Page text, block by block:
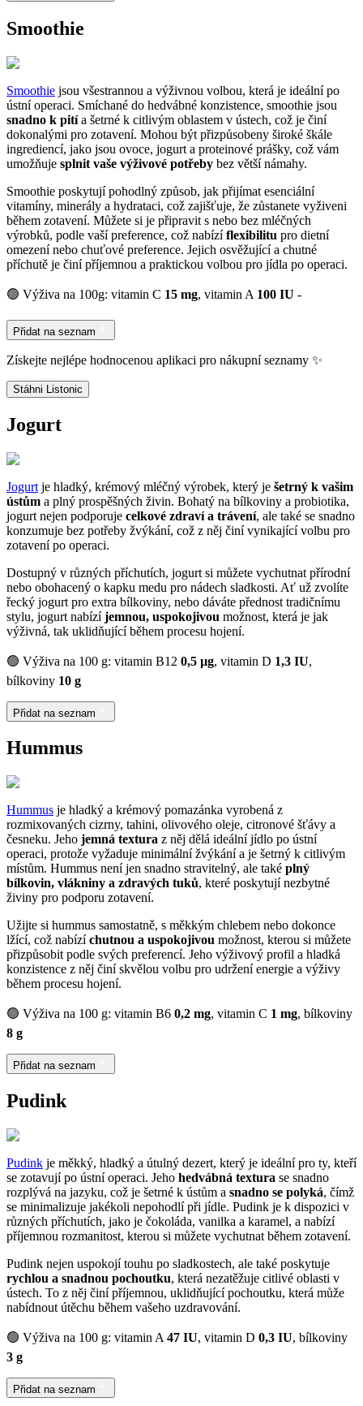
Smoothie
Smoothie jsou všestrannou a výživnou volbou, která je ideální po
ústní operaci. Smíchané do hedvábné konzistence, smoothie jsou
snadno k pitía šetrné k citlivým oblastem v ústech, což je činí
dokonalými pro zotavení. Mohou být přizpůsobeny široké škále
ingrediencí, jako jsou ovoce, jogurt a proteinové prášky, což vám
umožňuje splnit vaše výživové potřeby bez větší námahy.
Smoothie poskytují pohodlný způsob, jak přijímat esenciální
vitamíny, minerály a hydrataci, což zajišťuje, že zůstanete vyživeni
během zotavení. Můžete si je připravit s nebo bez mléčných
výrobků, podle vaší preference, což nabízíflexibilitu pro dietní
omezení nebo chuťové preference. Jejich osvěžující a chutné
příchutě je činí příjemnou a praktickou volbou pro jídla po operaci.
🟢 Výživa na 100g: vitamin C 15 mg, vitamin A 100 IU -
Přidat na seznam
Získejte nejlépe hodnocenou aplikaci pro nákupní seznamy ✨
Stáhni Listonic
Jogurt
Jogurt je hladký, krémový mléčný výrobek, který je šetrný k vašim
ústům a plný prospěšných živin. Bohatý na bílkoviny a probiotika,
jogurt nejen podporuje celkové zdraví a trávení, ale také se snadno
konzumuje bez potřeby žvýkání, což z něj činí vynikající volbu pro
zotavení po operaci.
Dostupný v různých příchutích, jogurt si můžete vychutnat přírodní
nebo obohacený o kapku medu pro nádech sladkosti. Ať už zvolíte
řecký jogurt pro extra bílkoviny, nebo dáváte přednost tradičnímu
stylu, jogurt nabízíjemnou, uspokojivou možnost, která je jak
výživná, tak uklidňující během procesu hojení.
🟢 Výživa na 100 g: vitamin B12 0,5 µg, vitamin D 1,3 IU,
bílkoviny 10 g
Přidat na seznam
Hummus
Hummus je hladký a krémový pomazánka vyrobená z
rozmixovaných cizrny, tahini, olivového oleje, citronové šťávy a
česneku. Jeho jemná textura z něj dělá ideální jídlo po ústní
operaci, protože vyžaduje minimální žvýkání a je šetrný k citlivým
místům. Hummus není jen snadno stravitelný, ale také plný
bílkovin, vlákniny a zdravých tuků, které poskytují nezbytné
živiny pro podporu zotavení.
Užijte si hummus samostatně, s měkkým chlebem nebo dokonce
lžící, což nabízíchutnou a uspokojivou možnost, kterou si můžete
přizpůsobit podle svých preferencí. Jeho výživový profil a hladká
konzistence z něj činí skvělou volbu pro udržení energie a výživy
během procesu hojení.
🟢 Výživa na 100 g: vitamin B6 0,2 mg, vitamin C 1 mg, bílkoviny
8 g
Přidat na seznam
Pudink
Pudink je měkký, hladký a útulný dezert, který je ideální pro ty, kteří
se zotavují po ústní operaci. Jeho hedvábná textura se snadno
rozplývá na jazyku, což je šetrné k ústům a snadno se polyká, čímž
se minimalizuje jakékoli nepohodlí při jídle. Pudink je k dispozici v
různých příchutích, jako je čokoláda, vanilka a karamel, a nabízí
příjemnou rozmanitost, kterou si můžete vychutnat během zotavení.
Pudink nejen uspokojí touhu po sladkostech, ale také poskytuje
rychlou a snadnou pochoutku, která nezatěžuje citlivé oblasti v
ústech. To z něj činí příjemnou, uklidňující pochoutku, která může
nabídnout útěchu během vašeho uzdravování.
🟢 Výživa na 100 g: vitamin A 47 IU, vitamin D 0,3 IU, bílkoviny
3 g
Přidat na seznam